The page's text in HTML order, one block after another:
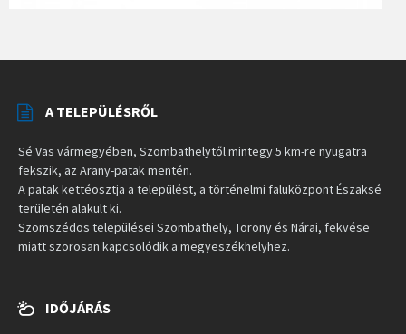
A TELEPÜLÉSRŐL
Sé Vas vármegyében, Szombathelytől mintegy 5 km-re nyugatra
fekszik, az Arany-patak mentén.
A patak kettéosztja a települést, a történelmi faluközpont Északsé
területén alakult ki.
Szomszédos települései Szombathely, Torony és Nárai, fekvése
miatt szorosan kapcsolódik a megyeszékhelyhez.
IDŐJÁRÁS